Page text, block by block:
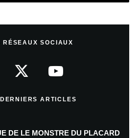
RÉSEAUX SOCIAUX
ARTICLES
DE LE MONSTRE DU PLACARD